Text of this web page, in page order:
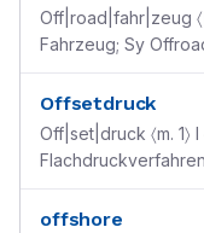
Off|road|fahr|zeug
Fahrzeug; Sy
Offsetdruck
Off|set|druck 〈m. 1〉
Papier übert
offshore